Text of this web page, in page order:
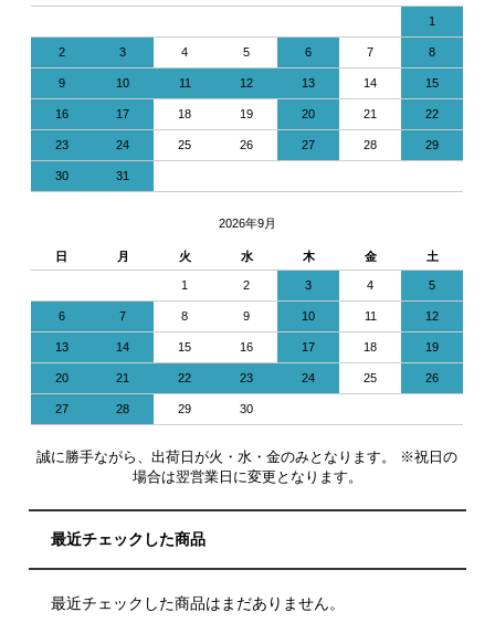
1
2 3 4 5 6 7 8
9 10 11 12 13 14 15
16 17 18 19 20 21 22
23 24 25 26 27 28 29
30 31
2026年9月
日 月 火 水 木 金 土
1 2 3 4 5
6 7 8 9 10 11 12
13 14 15 16 17 18 19
20 21 22 23 24 25 26
27 28 29 30
誠に勝手ながら、出荷日が火・水・金のみとなります。 ※祝日の
場合は翌営業日に変更となります。
最近チェックした商品
最近チェックした商品はまだありません。